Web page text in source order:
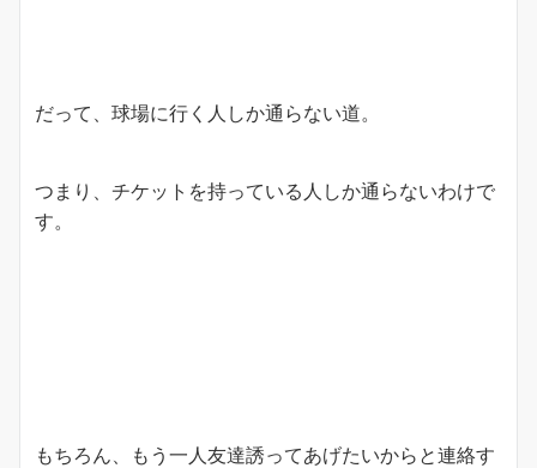
だって、球場に行く人しか通らない道。
つまり、チケットを持っている人しか通らないわけで
す。
もちろん、もう一人友達誘ってあげたいからと連絡す